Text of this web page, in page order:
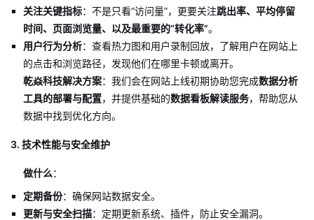
关注关键指标：不是只看“访问量”，更要关注跳出率、平均停留
时间、页面浏览量、以及最重要的“转化率”。
用户行为分析：查看热力图和用户录制回放，了解用户在网站上
的点击和浏览路径，发现他们在哪里卡顿或离开。
乾焱科技解决方案：我们会在网站上线初期协助您完成数据分析
工具的部署与配置，并提供基础的数据看板解读服务，帮助您从
数据中找到优化方向。
3. 技术性能与安全维护
做什么：
定期备份：确保网站数据安全。
更新与安全扫描：定期更新系统、插件，防止安全漏洞。